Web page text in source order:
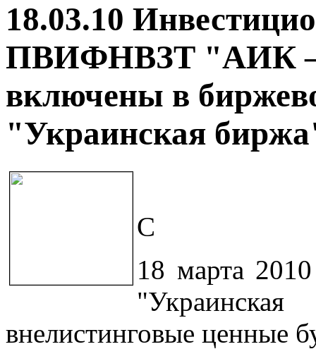
18.03.10
ПВИФНВЗТ "АИК –
включены в
"Украинская
C
18 марта
внелистинговые ценные